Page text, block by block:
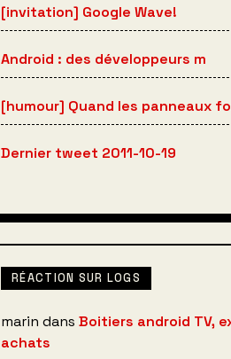
[invitation] Google Wave!
Android : des développeurs m
[humour] Quand les panneaux
Dernier tweet 2011-10-19
RÉACTION SUR LOGS
marin dansBoitiers android TV,
achats